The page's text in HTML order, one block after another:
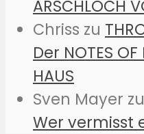
ARSCHLOCH
Chriss zu
Der NOTES
HAUS
Sven Mayer zu
Wer vermisst